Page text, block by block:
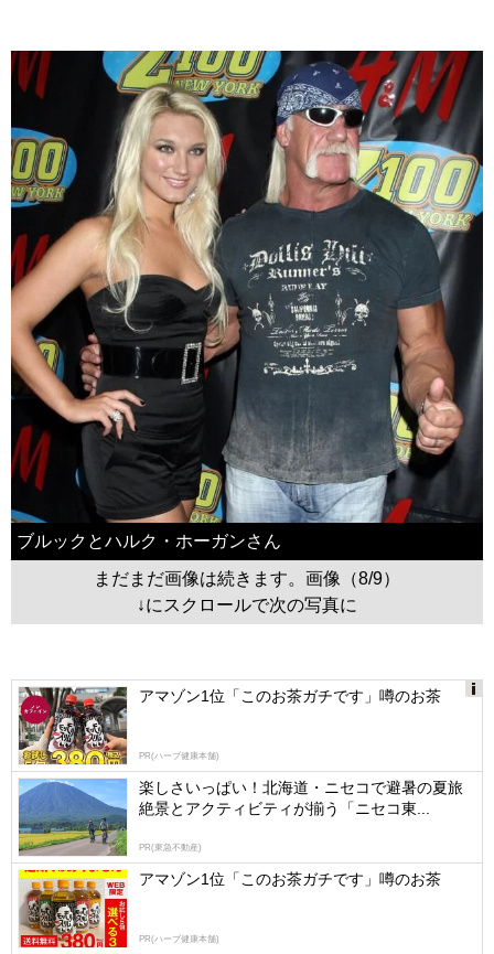
ブルックとハルク・ホーガンさん
まだまだ画像は続きます。画像（8/9）
↓にスクロールで次の写真に
アマゾン1位「このお茶ガチです」噂のお茶
PR(ハーブ健康本舗)
楽しさいっぱい！北海道・ニセコで避暑の夏旅
絶景とアクティビティが揃う「ニセコ東...
PR(東急不動産)
アマゾン1位「このお茶ガチです」噂のお茶
PR(ハーブ健康本舗)